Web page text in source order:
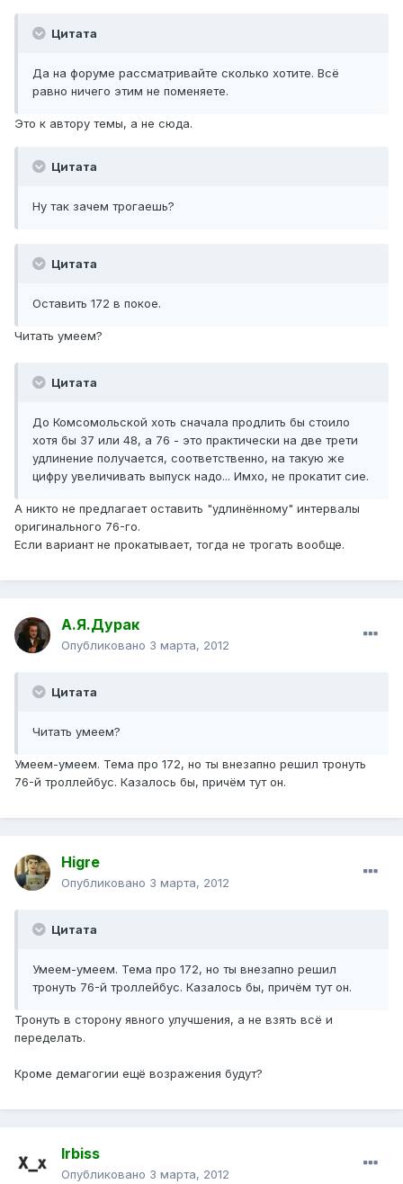
Цитата
Да на форуме рассматривайте сколько хотите. Всё
равно ничего этим не поменяете.
Это к автору темы, а не сюда.
Цитата
Ну так зачем трогаешь?
Цитата
Оставить 172 в покое.
Читать умеем?
Цитата
До Комсомольской хоть сначала продлить бы стоило
хотя бы 37 или 48, а 76 - это практически на две трети
удлинение получается, соответственно, на такую же
цифру увеличивать выпуск надо... Имхо, не прокатит сие.
А никто не предлагает оставить "удлинённому" интервалы
оригинального 76-го.
Если вариант не прокатывает, тогда не трогать вообще.
А.Я.Дурак
Опубликовано 3 марта, 2012
Цитата
Читать умеем?
Умеем-умеем. Тема про 172, но ты внезапно решил тронуть
76-й троллейбус. Казалось бы, причём тут он.
Higre
Опубликовано 3 марта, 2012
Цитата
Умеем-умеем. Тема про 172, но ты внезапно решил
тронуть 76-й троллейбус. Казалось бы, причём тут он.
Тронуть в сторону явного улучшения, а не взять всё и
переделать.
Кроме демагогии ещё возражения будут?
Irbiss
Опубликовано 3 марта, 2012